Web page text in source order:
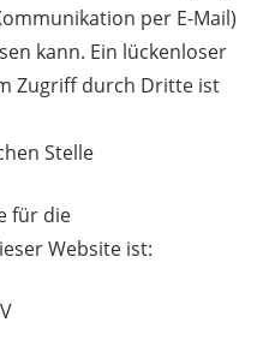
per E-Mail)
kann. Ein lückenloser
Zugriff durch Dritte ist
Stelle
für die
Website ist: